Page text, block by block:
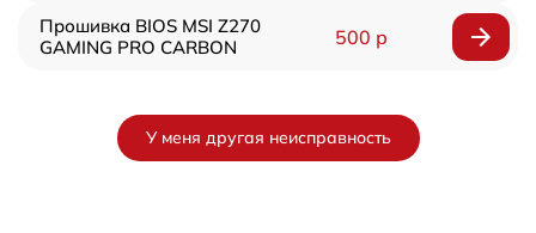
Прошивка BIOS MSI Z270
GAMING PRO CARBON
500 р
У меня другая неисправность